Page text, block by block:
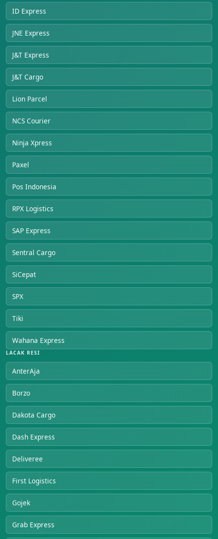
ID Express
JNE Express
J&T Express
J&T Cargo
Lion Parcel
NCS Courier
Ninja Xpress
Paxel
Pos Indonesia
RPX Logistics
SAP Express
Sentral Cargo
SiCepat
SPX
Tiki
Wahana Express
LACAK RESI
AnterAja
Borzo
Dakota Cargo
Dash Express
Deliveree
First Logistics
Gojek
Grab Express